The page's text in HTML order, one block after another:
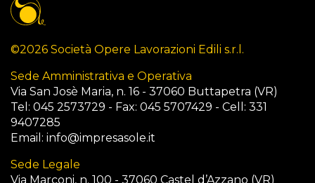
©2026 Società Opere Lavorazioni Edili s.r.l.
Sede Amministrativa e Operativa
Via San Josè Maria, n. 16 - 37060 Buttapetra (VR)
Tel: 045 2573729 - Fax: 045 5707429 - Cell: 331
9407285
Email: info@impresasole.it
Sede Legale
Via Marconi, n. 100 - 37060 Castel d’Azzano (VR)